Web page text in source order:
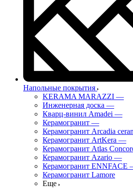
Напольные покрытия
KERAMA MARAZZI —
Инженерная доска —
Кварц-винил Amadei —
Керамогранит —
Керамогранит Arcadia
Керамогранит ArtKera —
Керамогранит Atlas
Керамогранит Azario —
Керамогранит ENNFACE
Керамогранит Lamore
Еще